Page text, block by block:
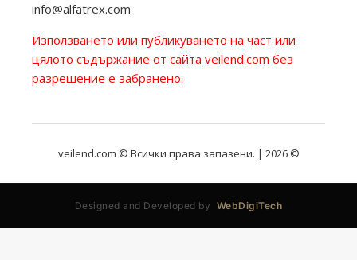
info@alfatrex.com
Използването или публикуването на част или
цялото съдържание от сайта veilend.com без
разрешение е забранено.
veilend.com © Всички права запазени. | 2026 ©
Designed and Developed by WebDigiTech